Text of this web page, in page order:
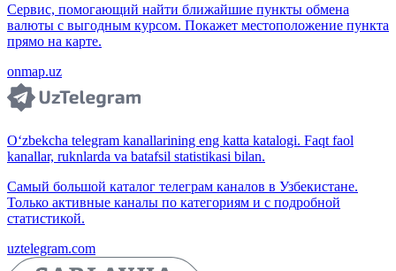
Сервис, помогающий найти ближайшие пункты обмена
валюты с выгодным курсом. Покажет местоположение пункта
прямо на карте.
onmap.uz
O‘zbekcha telegram kanallarining eng katta katalogi. Faqt faol
kanallar, ruknlarda va batafsil statistikasi bilan.
Самый большой каталог телеграм каналов в Узбекистане.
Только активные каналы по категориям и с подробной
статистикой.
uztelegram.com